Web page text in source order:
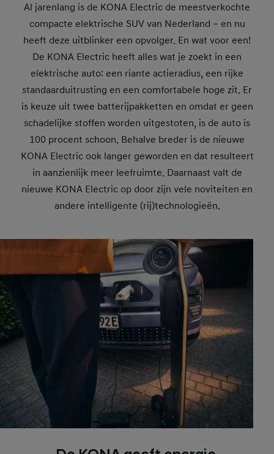
Al jarenlang is de KONA Electric de meestverkochte
compacte elektrische SUV van Nederland – en nu
heeft deze uitblinker een opvolger. En wat voor een!
De KONA Electric heeft alles wat je zoekt in een
elektrische auto: een riante actieradius, een rijke
standaarduitrusting en een comfortabele hoge zit. Er
is keuze uit twee batterijpakketten en omdat er geen
schadelijke stoffen worden uitgestoten, is de auto is
100 procent schoon. Behalve breder is de nieuwe
KONA Electric ook langer geworden en dat resulteert
in aanzienlijk meer leefruimte. Daarnaast valt de
nieuwe KONA Electric op door zijn vele noviteiten en
andere intelligente (rij)technologieën.